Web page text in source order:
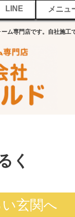
LINE メニュ
ム専門店です。自社施工
く
玄関へ